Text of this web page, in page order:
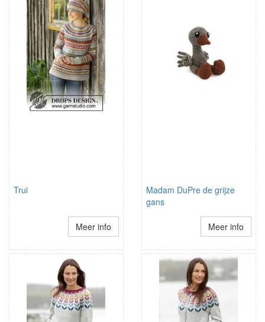
Trui
Meer info
Madam DuPre de grijze
gans
Meer info